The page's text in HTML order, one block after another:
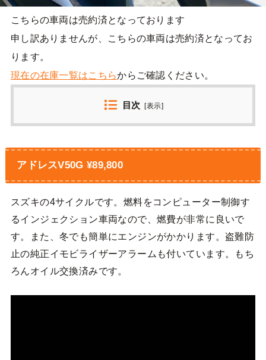
こちらの車両は売約済となっております
申し訳ありませんが、こちらの車両は売約済となってお
ります。
現在の在庫一覧はこちらからご確認ください。
目次 [表示]
アドレスV50G ¥89,800
スズキの4サイクルです。燃料をコンピューター制御す
るインジェクション車両なので、燃費が非常に良いで
す。また、冬でも簡単にエンジンがかかります。盗難防
止の純正イモビライザーアラームも付いています。もち
ろんオイル交換済みです。